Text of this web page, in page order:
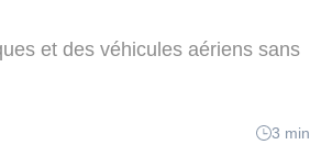
et des véhicules aériens sans
3 min